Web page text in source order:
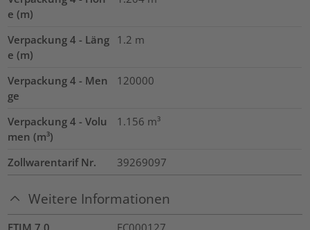
e (m)
Verpackung 4 - Läng
e (m)
1.2 m
Verpackung 4 - Men
ge
120000
Verpackung 4 - Volu
men (m³)
1.156 m³
Zollwarentarif Nr. 39269097
Weitere Informationen
ETIM 7.0 EC000127